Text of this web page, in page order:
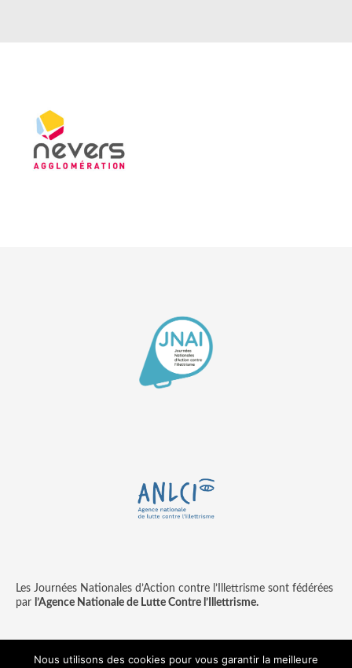
Les Journées Nationales d’Action contre l’Illettrisme sont fédérées
par l’Agence Nationale de Lutte Contre l’Illettrisme.
Nous utilisons des cookies pour vous garantir la meilleure